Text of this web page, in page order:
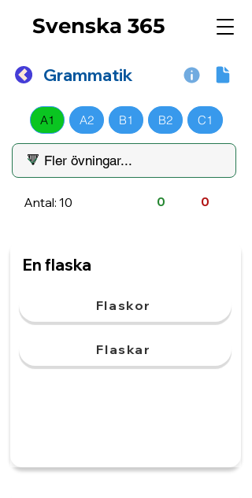
Svenska 365
Grammatik
A1 A2 B1 B2 C1
Antal: 10 0 0
En flaska
Flaskor
Flaskar